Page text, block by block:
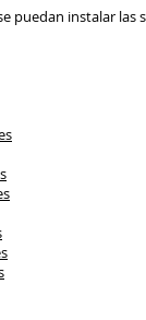
puedan instalar las